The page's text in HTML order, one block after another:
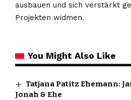
ausbauen und sich verstärkt
Projekten widmen.
You Might Also Like
Tatjana Patitz Ehemann:
Jonah & Ehe